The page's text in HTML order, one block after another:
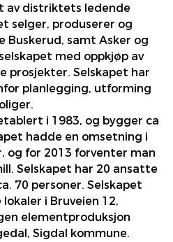
av distriktets ledende
selger, produserer og
Buskerud, samt Asker og
med oppkjøp av
prosjekter. Selskapet har
planlegging, utforming
i 1983, og bygger ca
hadde en omsetning i
og for 2013 forventer man
Selskapet har 20 ansatte
70 personer. Selskapet
i Bruveien 12,
elementproduksjon
Sigdal kommune.